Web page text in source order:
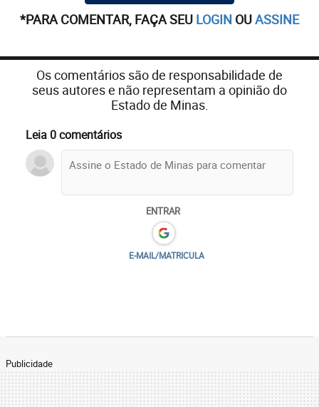
*PARA COMENTAR, FAÇA SEU LOGIN OUASSINE
Os comentários são de responsabilidade de
seus autores e não representam a opinião do
Estado de Minas.
Leia 0 comentários
ENTRAR
E-MAIL/MATRICULA
Publicidade